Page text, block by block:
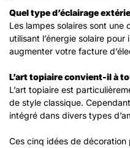
Quel type d’éclairage
Les lampes solaires sont une
utilisant l’énergie solaire
augmenter votre facture
L’art topiaire convient-il à
L’art topiaire est
de style classique.
intégré dans divers types
Ces cinq idées de